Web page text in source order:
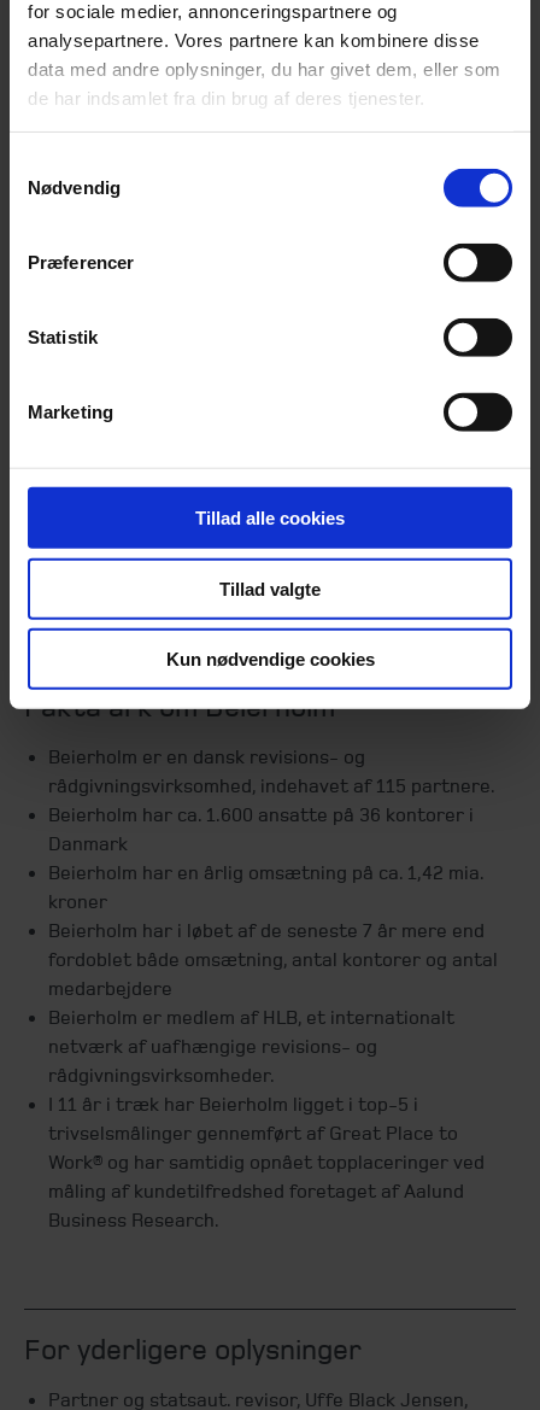
for sociale medier, annonceringspartnere og
analysepartnere. Vores partnere kan kombinere disse
data med andre oplysninger, du har givet dem, eller som
de har indsamlet fra din brug af deres tjenester.
Nødvendig
Præferencer
Statistik
Marketing
Tillad alle cookies
Tillad valgte
Kun nødvendige cookies
Uffe Black Jensen
Fakta ark om Beierholm
Beierholm er en dansk revisions- og
rådgivningsvirksomhed, indehavet af 115 partnere.
Beierholm har ca. 1.600 ansatte på 36 kontorer i
Danmark
Beierholm har en årlig omsætning på ca. 1,42 mia.
kroner
Beierholm har i løbet af de seneste 7 år mere end
fordoblet både omsætning, antal kontorer og antal
medarbejdere
Beierholm er medlem af HLB, et internationalt
netværk af uafhængige revisions- og
rådgivningsvirksomheder.
I 11 år i træk har Beierholm ligget i top-5 i
trivselsmålinger gennemført af Great Place to
Work® og har samtidig opnået topplaceringer ved
måling af kundetilfredshed foretaget af Aalund
Business Research.
For yderligere oplysninger
Partner og statsaut. revisor, Uffe Black Jensen,